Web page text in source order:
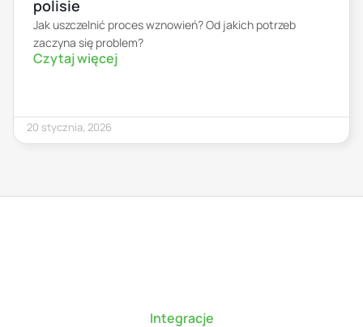
polisie
Jak uszczelnić proces wznowień? Od jakich potrzeb
zaczyna się problem?
Czytaj więcej
20 stycznia, 2026
Integracje